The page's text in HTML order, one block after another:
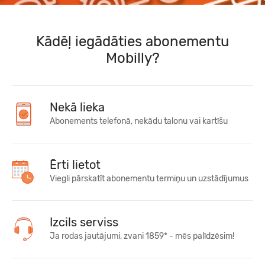
Kādēļ iegādāties abonementu
Mobilly?
Nekā lieka
Abonements telefonā, nekādu talonu vai kartīšu
Ērti lietot
Viegli pārskatīt abonementu termiņu un uzstādījumus
Izcils serviss
Ja rodas jautājumi, zvani 1859* - mēs palīdzēsim!